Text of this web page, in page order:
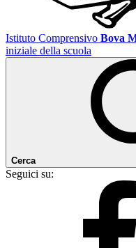
Istituto Comprensivo Bova
iniziale della scuola
Cerca
Seguici su: